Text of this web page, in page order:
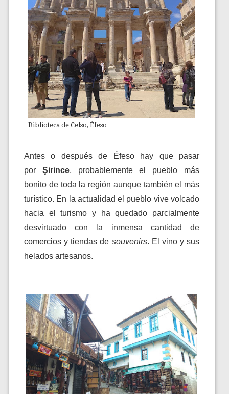
Biblioteca de Celso, Éfeso
Antes o después de Éfeso hay que pasar
por Şirince, probablemente el pueblo más
bonito de toda la región aunque también el más
turístico. En la actualidad el pueblo vive volcado
hacia el turismo y ha quedado parcialmente
desvirtuado con la inmensa cantidad de
comercios y tiendas de souvenirs. El vino y sus
helados artesanos.